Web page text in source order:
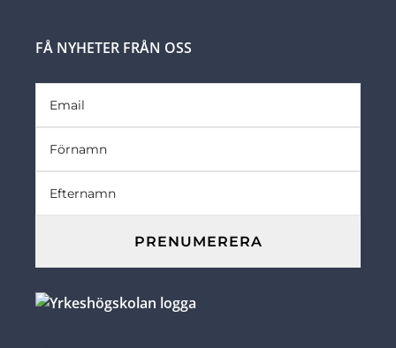
FÅ NYHETER FRÅN OSS